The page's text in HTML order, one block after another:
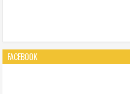
FACEBOOK